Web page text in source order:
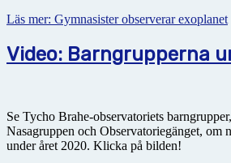
Läs mer: Gymnasister observerar exoplanet
Video: Barngrupperna
Se Tycho Brahe-observatoriets
Nasagruppen och Observatoriegänget, om
under året 2020. Klicka på bilden!